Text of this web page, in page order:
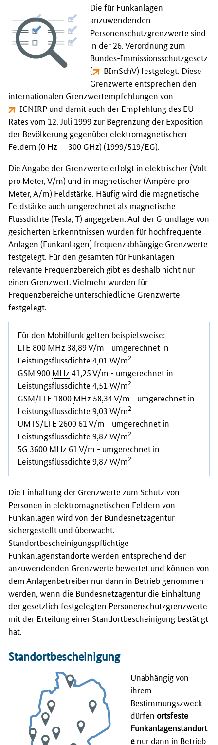
Die für Funkanlagen
anzuwendenden
Personenschutzgrenzwerte sind
in der 26. Verordnung zum
Bundes-Immissionsschutzgesetz
(
BImSchV) festgelegt. Diese
Grenzwerte entsprechen den
internationalen Grenzwertempfehlungen von
ICNIRP und damit auch der Empfehlung des EU-
Rates vom 12. Juli 1999 zur Begrenzung der Exposition
der Bevölkerung gegenüber elektromagnetischen
Feldern (0 Hz — 300 GHz) (1999/519/EG).
Die Angabe der Grenzwerte erfolgt in elektrischer (Volt
pro Meter, V/m) und in magnetischer (Ampère pro
Meter, A/m) Feldstärke. Häufig wird die magnetische
Feldstärke auch umgerechnet als magnetische
Flussdichte (Tesla, T) angegeben. Auf der Grundlage von
gesicherten Erkenntnissen wurden für hochfrequente
Anlagen (Funkanlagen) frequenzabhängige Grenzwerte
festgelegt. Für den gesamten für Funkanlagen
relevante Frequenzbereich gibt es deshalb nicht nur
einen Grenzwert. Vielmehr wurden für
Frequenzbereiche unterschiedliche Grenzwerte
festgelegt.
Für den Mobilfunk gelten beispielsweise:
LTE 800 MHz 38,89 V/m - umgerechnet in
Leistungsflussdichte 4,01 W/m2
GSM 900 MHz 41,25 V/m - umgerechnet in
Leistungsflussdichte 4,51 W/m2
GSM/LTE 1800 MHz 58,34 V/m - umgerechnet in
Leistungsflussdichte 9,03 W/m2
UMTS/LTE 2600 61 V/m - umgerechnet in
Leistungsflussdichte 9,87 W/m2
5G 3600 MHz 61 V/m - umgerechnet in
Leistungsflussdichte 9,87 W/m2
Die Einhaltung der Grenzwerte zum Schutz von
Personen in elektromagnetischen Feldern von
Funkanlagen wird von der Bundesnetzagentur
sichergestellt und überwacht.
Standortbescheinigungspflichtige
Funkanlagenstandorte werden entsprechend der
anzuwendenden Grenzwerte bewertet und können von
dem Anlagenbetreiber nur dann in Betrieb genommen
werden, wenn die Bundesnetzagentur die Einhaltung
der gesetzlich festgelegten Personenschutzgrenzwerte
mit der Erteilung einer Standortbescheinigung bestätigt
hat.
Standortbescheinigung
Unabhängig von
ihrem
Bestimmungszweck
dürfen ortsfeste
Funkanlagenstandort
enur dann in Betrieb